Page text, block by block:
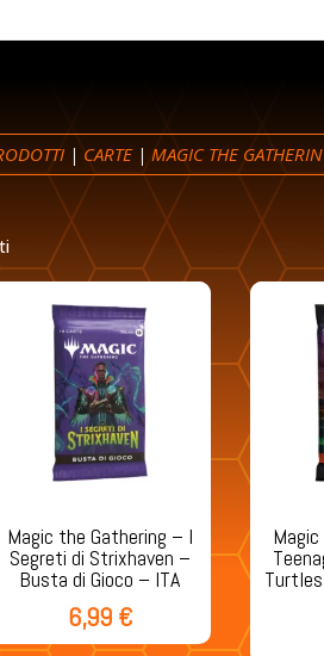
| CARTE| MAGIC THE
Ordina
in
recente
Magic the Gathering – I
Segreti di Strixhaven –
Busta di Gioco – ITA
6,99 €